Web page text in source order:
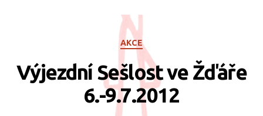
Rubriky
AKCE
Výjezdní Sešlost ve Žďáře
6.-9.7.2012